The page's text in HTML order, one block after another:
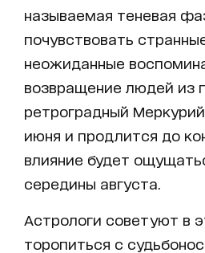
называемая теневая
почувствовать
неожиданные
возвращение людей из
ретроградный
июня и продлится до
влияние будет
середины августа.
Астрологи советуют в
торопиться с